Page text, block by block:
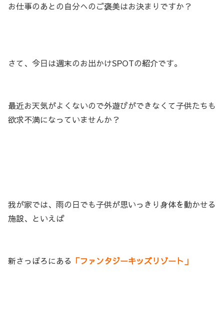
お仕事のあとの自分へのご褒美はお決まりですか？
さて、今日は週末のお出かけSPOTの紹介です。
最近お天気がよくないので外遊びができなくて子供たちも
欲求不満になっていませんか？
我が家では、雨の日でも子供が思いっきり身体を動かせる
施設、といえば
新さっぽろにある 「ファンタジーキッズリゾート」